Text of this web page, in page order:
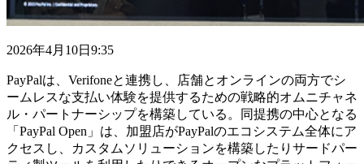
2026年4月10日9:35
PayPalは、Verifoneと連携し、店舗とオンラインの両方でシ
ームレスな支払い体験を提供するための戦略的オムニチャネ
ル・パートナーシップを構築している。同提携の中心となる
「PayPal Open」は、加盟店がPayPalのエコシステム全体にア
クセスし、カスタムソリューションを構築したりサードパー